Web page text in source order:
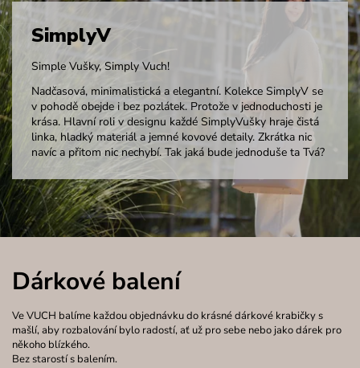
SimplyV
Simple Vušky, Simply Vuch!
Nadčasová, minimalistická a elegantní. Kolekce SimplyV se
v pohodě obejde i bez pozlátek. Protože v jednoduchosti je
krása. Hlavní roli v designu každé SimplyVušky hraje čistá
linka, hladký materiál a jemné kovové detaily. Zkrátka nic
navíc a přitom nic nechybí. Tak jaká bude jednoduše ta Tvá?
Dárkové balení
Ve VUCH balíme každou objednávku do krásné dárkové krabičky s
mašlí, aby rozbalování bylo radostí, ať už pro sebe nebo jako dárek pro
někoho blízkého.
Bez starostí s balením.